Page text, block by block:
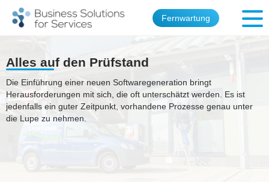
Fernwartung
Alles auf den Prüfstand
Die Einführung einer neuen Softwaregeneration bringt
Herausforderungen mit sich, die oft unterschätzt werden. Es ist
jedenfalls ein guter Zeitpunkt, vorhandene Prozesse genau unter
die Lupe zu nehmen.